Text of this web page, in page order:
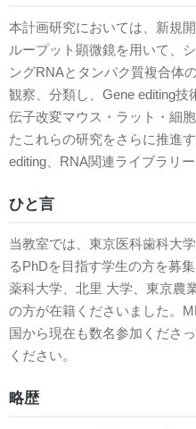
本計画研究においては、新規
ループット顕微鏡を用いて、
ングRNAとタンパク質複合体
観察、分類し、Gene editing
伝子改変マウス・ラット・細
たこれらの研究をさらに推進
editing、RNA関連ライブラリ
ひと言
当教室では、東京医科歯科大
るPhDを目指す学生の方を募
薬科大学、北里 大学、東京農
の方が在籍くださいました。
国から現在も数名参加くださ
ください。
略歴